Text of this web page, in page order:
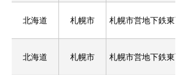
北海道 札幌市 札幌市営地下鉄東西線
北海道 札幌市 札幌市営地下鉄東西線